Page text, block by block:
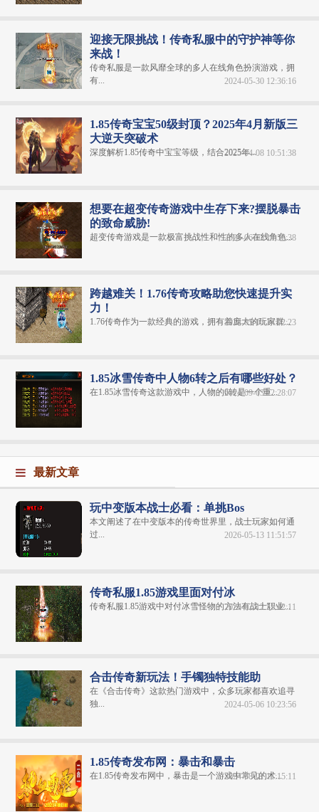
迎接无限挑战！传奇私服中的守护神等你
来战！
传奇私服是一款风靡全球的多人在线角色扮演游戏，拥
有...
2024-05-30 12:36:16
1.85传奇宝宝50级封顶？2025年4月新版三
大逆天突破术
深度解析1.85传奇中宝宝等级，结合2025年...2025-04-08 10:51:38
想要在超变传奇游戏中生存下来?摆脱暴击
的致命威胁!
超变传奇游戏是一款极富挑战性和性的多人在线角色...
2024-06-02 11:56:38
跨越难关！1.76传奇攻略助您快速提升实
力！
1.76传奇作为一款经典的游戏，拥有着庞大的玩家群...
2024-05-03 14:02:23
1.85冰雪传奇中人物6转之后有哪些好处？
在1.85冰雪传奇​这款游戏中，人物的6转是一个重...
2024-09-03 12:28:07
最新文章
玩中变版本战士必看：单挑Bos
本文阐述了在中变版本的传奇世界里，战士玩家如何通
过...
2026-05-13 11:51:57
传奇私服1.85游戏里面对付冰
传奇私服1.85游戏中对付冰雪怪物的方法有战士职业...
2024-02-12 21:42:11
合击传奇新玩法！手镯独特技能助
在《合击传奇》这款热门游戏中，众多玩家都喜欢追寻
独...
2024-05-06 10:23:56
1.85传奇发布网：暴击和暴击
在1.85传奇发布网​中，暴击是一个游戏中常见的术...
2024-08-01 11:15:11